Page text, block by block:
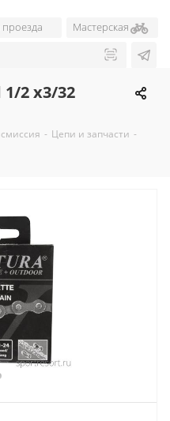
Мастерская
2 х3/32
- Цепи и запчасти -